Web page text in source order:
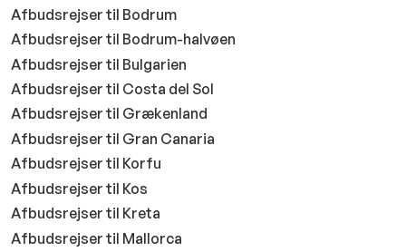
Afbudsrejser til Bodrum
Afbudsrejser til Bodrum-halvøen
Afbudsrejser til Bulgarien
Afbudsrejser til Costa del Sol
Afbudsrejser til Grækenland
Afbudsrejser til Gran Canaria
Afbudsrejser til Korfu
Afbudsrejser til Kos
Afbudsrejser til Kreta
Afbudsrejser til Mallorca